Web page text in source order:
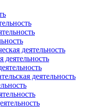
деятельность
деятельность
деятельность